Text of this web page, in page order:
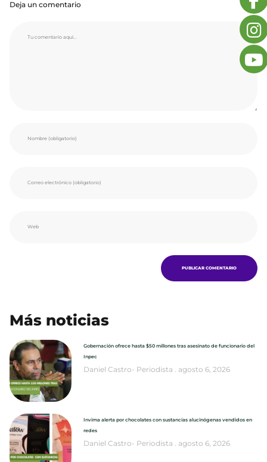
Deja un comentario
Más noticias
Gobernación ofrece hasta $50 millones tras asesinato de funcionario del
Inpec
Daniel Castro- Periodista agosto 6, 2026
Invima alerta por chocolates con sustancias alucinógenas vendidos en
redes
Daniel Castro- Periodista agosto 6, 2026